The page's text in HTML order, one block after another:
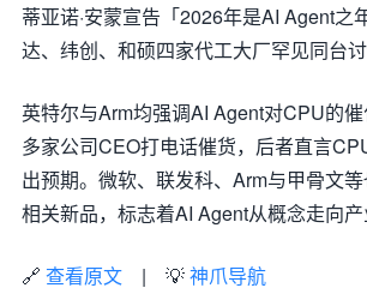
蒂亚诺·安蒙宣告「2026年是AI Agent之
达、纬创、和硕四家代工大厂罕见同台讨
英特尔与Arm均强调AI Agent对CPU的
多家公司CEO打电话催货，后者直言
出预期。微软、联发科、Arm与甲骨文
相关新品，标志着AI Agent从概念走向产
🔗 查看原文 | 💡神爪导航